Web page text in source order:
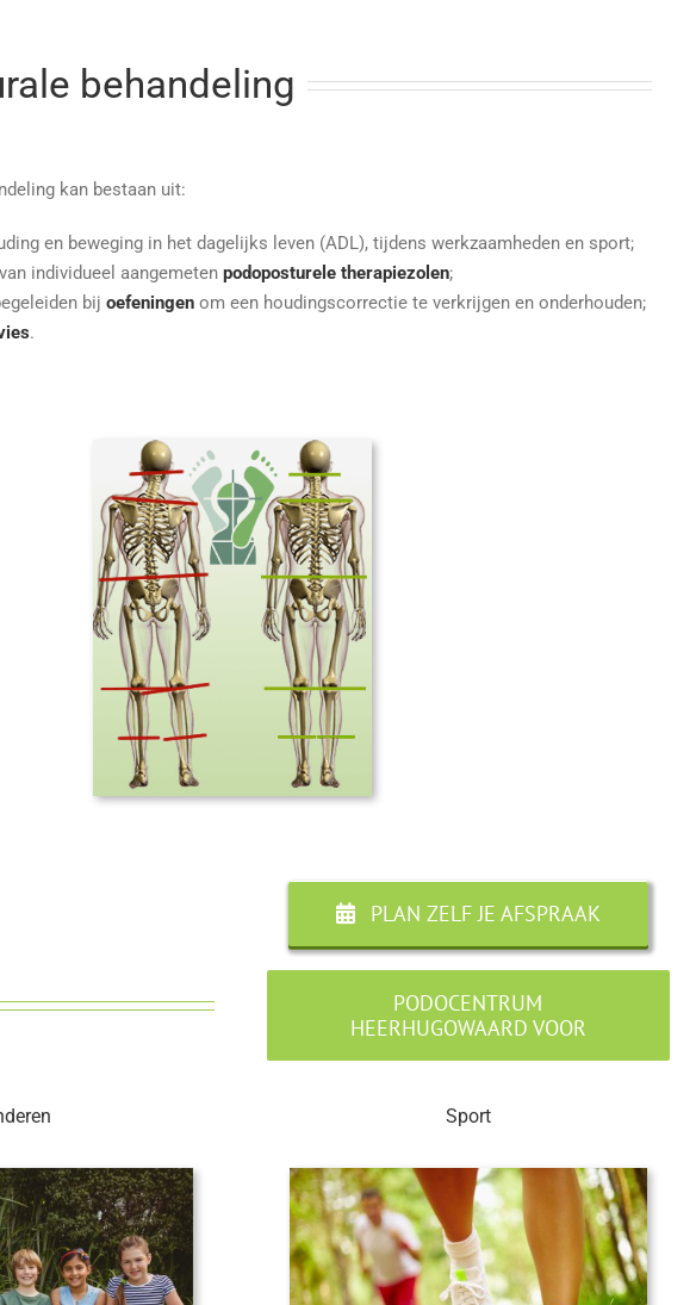
behandeling
kan bestaan uit:
en beweging in het dagelijks leven (ADL), tijdens werkzaamheden en sport;
individueel aangemeten podoposturele therapiezolen;
bij oefeningen om een houdingscorrectie te verkrijgen en onderhouden;
.
PLAN ZELF JE AFSPRAAK
PODOCENTRUM
HEERHUGOWAARD VOOR
Sport